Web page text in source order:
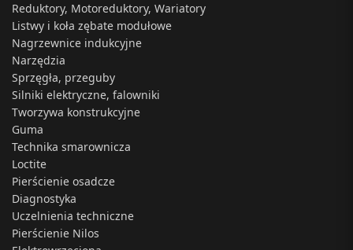
Reduktory, Motoreduktory, Wariatory
Listwy i koła zębate modułowe
Nagrzewnice indukcyjne
Narzędzia
Sprzęgła, przeguby
Silniki elektryczne, falowniki
Tworzywa konstrukcyjne
Guma
Technika smarownicza
Loctite
Pierścienie osadcze
Diagnostyka
Uczelnienia techniczne
Pierścienie Nilos